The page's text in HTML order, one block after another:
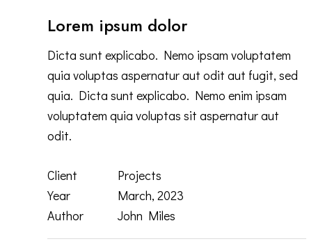
Lorem ipsum dolor
Dicta sunt explicabo. Nemo ipsam voluptatem
quia voluptas aspernatur aut odit aut fugit, sed
quia. Dicta sunt explicabo. Nemo enim ipsam
voluptatem quia voluptas sit aspernatur aut
odit.
Client
Projects
Year
March, 2023
Author
John Miles